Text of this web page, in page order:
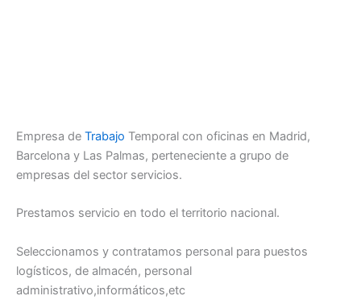
Empresa de Trabajo Temporal con oficinas en Madrid,
Barcelona y Las Palmas, perteneciente a grupo de
empresas del sector servicios.
Prestamos servicio en todo el territorio nacional.
Seleccionamos y contratamos personal para puestos
logísticos, de almacén, personal
administrativo,informáticos,etc